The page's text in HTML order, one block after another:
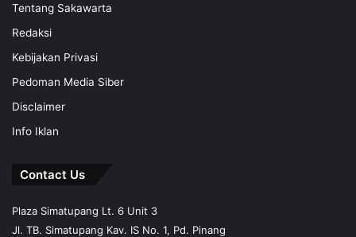
Tentang Sakawarta
Redaksi
Kebijakan Privasi
Pedoman Media Siber
Disclaimer
Info Iklan
Contact Us
Plaza Simatupang Lt. 6 Unit 3
Jl. TB. Simatupang Kav. IS No. 1, Pd. Pinang